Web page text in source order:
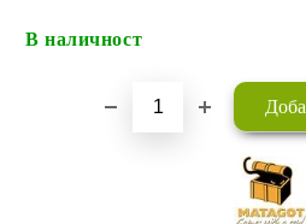
В наличност